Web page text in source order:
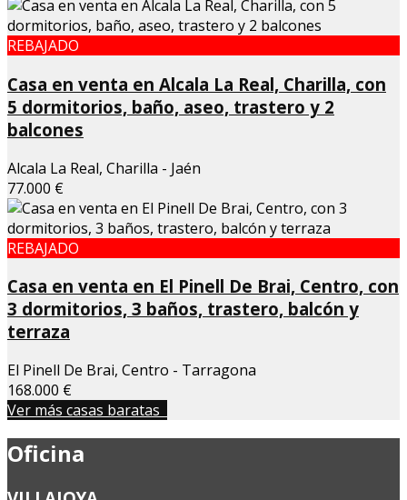
REBAJADO
Casa en venta en Alcala La Real, Charilla, con
5 dormitorios, baño, aseo, trastero y 2
balcones
Alcala La Real, Charilla - Jaén
77.000 €
REBAJADO
Casa en venta en El Pinell De Brai, Centro, con
3 dormitorios, 3 baños, trastero, balcón y
terraza
El Pinell De Brai, Centro - Tarragona
168.000 €
Ver más casas baratas
Oficina